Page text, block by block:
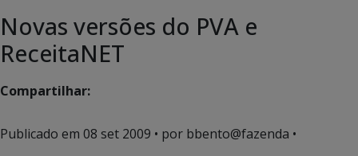
Novas versões do PVA e
ReceitaNET
Compartilhar:
Publicado em 08 set 2009 • por bbento@fazenda •